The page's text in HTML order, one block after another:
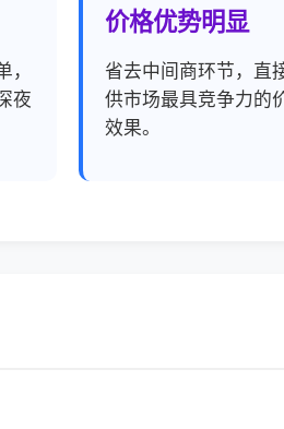
夜
价格优势明显
省去中间商环节，直
供市场最具竞争力的
效果。